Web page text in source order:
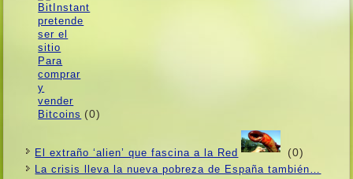
(0)
El extraño ‘alien’ que fascina a la Red (0)
La crisis lleva la nueva pobreza de España también…